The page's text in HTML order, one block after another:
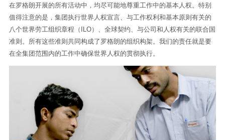
在罗格朗开展的所有活动中，均尽可能地尊重工作中的基本人权。特别
值得注意的是，集团执行世界人权宣言、与工作权利和基本原则有关的
八个世界劳工组织章程（ILO）、全球契约、与公司和人权有关的联合国
准则。所有这些准则共同构成了罗格朗的组织构架。我们的责任就是要
在全集团范围内的工作中确保世界人权的贯彻执行。